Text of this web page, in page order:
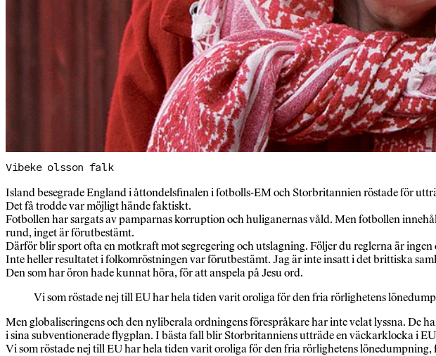
Vibeke olsson falk
Island besegrade England i åttondelsfinalen i fotbolls-EM och Storbritannien röstade för
Det få trodde var möjligt hände faktiskt.
Fotbollen har sargats av pamparnas korruption och huliganernas våld. Men fotbollen
rund, inget är förutbestämt.
Därför blir sport ofta en motkraft mot segregering och utslagning. Följer du reglerna är
Inte heller resultatet i folkomröstningen var förutbestämt. Jag är inte insatt i det brittiska
Den som har öron hade kunnat höra, för att anspela på Jesu ord.
Vi som röstade nej till EU har hela tiden varit oroliga för den fria rörlighetens
Men globaliseringens och den nyliberala ordningens förespråkare har inte velat lyssna. De
i sina subventionerade flygplan. I bästa fall blir Storbritanniens utträde en väckarklocka i
Vi som röstade nej till EU har hela tiden varit oroliga för den fria rörlighetens